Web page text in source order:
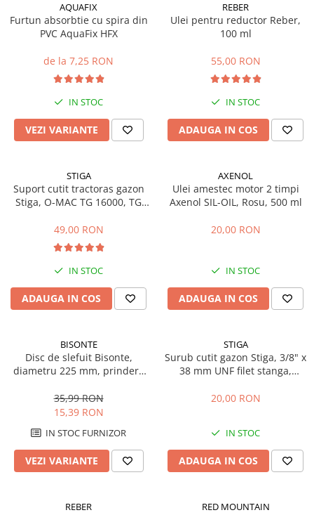
Aspiratoare
Freze de zapada
Suflante & Aspiratoare frunze
Accesorii echipamente curatenie
Unelte de gradinarit
Dispozitive de imprastiat si
semanat
Lopeti pentru zapada
Roabe si carucioare
Plase si folii pentru gradinarit
Alte unelte de gradinarit
Echipamente de protectie pentru
Casti de protectie
Ochelari de protectie
Electrice si Iluminat
Sisteme fotovoltaice
Prize & Prelungitoare
Constructii
Masini de taiat
Masini de taiat beton / asfalt
Masini de taiat gresie / faianta
Motodebitatoare
AQUAFIX
Furtun absorbtie cu spira din
PVC AquaFix HFX
de la 7,25 RON
IN STOC
VEZI VARIANTE
REBER
Ulei pentru reductor Reber,
100 ml
55,00 RON
IN STOC
ADAUGA IN COS
STIGA
Suport cutit tractoras gazon
Stiga, O-MAC TG 16000, TG
49,00 RON
IN STOC
ADAUGA IN COS
AXENOL
Ulei amestec motor 2 timpi
Axenol SIL-OIL, Rosu, 500 ml
20,00 RON
IN STOC
ADAUGA IN COS
BISONTE
Disc de slefuit Bisonte,
diametru 225 mm, prindere
35,99 RON
15,39 RON
IN STOC FURNIZOR
VEZI VARIANTE
STIGA
Surub cutit gazon Stiga, 3/8" x
38 mm UNF filet stanga,
20,00 RON
IN STOC
ADAUGA IN COS
REBER RED MOUNTAIN